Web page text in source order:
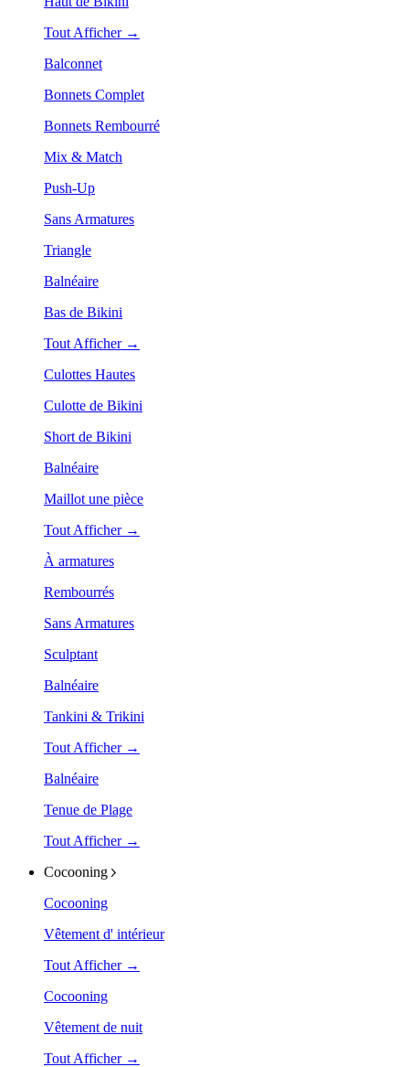
Tout Afficher →
Balconnet
Bonnets Complet
Bonnets Rembourré
Mix & Match
Push-Up
Sans Armatures
Triangle
Balnéaire
Bas de Bikini
Tout Afficher →
Culottes Hautes
Culotte de Bikini
Short de Bikini
Balnéaire
Maillot une pièce
Tout Afficher →
À armatures
Rembourrés
Sans Armatures
Sculptant
Balnéaire
Tankini & Trikini
Tout Afficher →
Balnéaire
Tenue de Plage
Tout Afficher →
Cocooning
Cocooning
Vêtement d' intérieur
Tout Afficher →
Cocooning
Vêtement de nuit
Tout Afficher →